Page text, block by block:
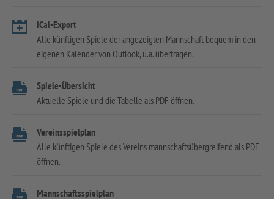
iCal-Export
Alle künftigen Spiele der angezeigten Mannschaft bequem in den
eigenen Kalender von Outlook, u.a. übertragen.
Spiele-Übersicht
Aktuelle Spiele und die Tabelle als PDF öffnen.
Vereinsspielplan
Alle künftigen Spiele des Vereins mannschaftsübergreifend als PDF
öffnen.
Mannschaftsspielplan